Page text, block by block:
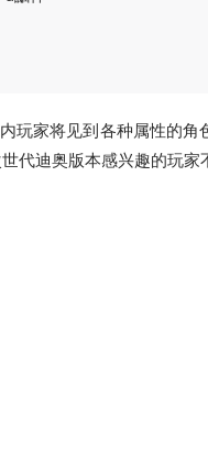
玩家将见到各种属性的角
代迪奥版本感兴趣的玩家